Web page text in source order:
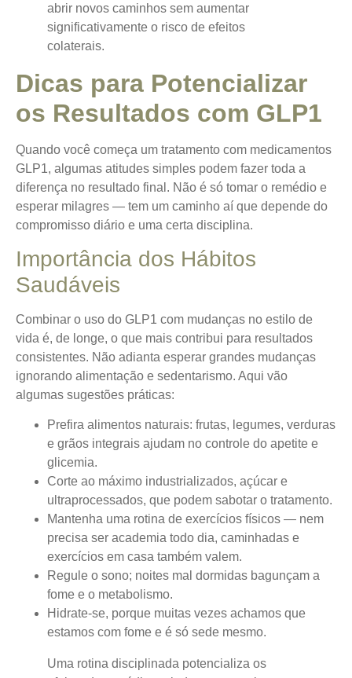
abrir novos caminhos sem aumentar
significativamente o risco de efeitos
colaterais.
Dicas para Potencializar
os Resultados com GLP1
Quando você começa um tratamento com medicamentos
GLP1, algumas atitudes simples podem fazer toda a
diferença no resultado final. Não é só tomar o remédio e
esperar milagres — tem um caminho aí que depende do
compromisso diário e uma certa disciplina.
Importância dos Hábitos
Saudáveis
Combinar o uso do GLP1 com mudanças no estilo de
vida é, de longe, o que mais contribui para resultados
consistentes. Não adianta esperar grandes mudanças
ignorando alimentação e sedentarismo. Aqui vão
algumas sugestões práticas:
Prefira alimentos naturais: frutas, legumes, verduras
e grãos integrais ajudam no controle do apetite e
glicemia.
Corte ao máximo industrializados, açúcar e
ultraprocessados, que podem sabotar o tratamento.
Mantenha uma rotina de exercícios físicos — nem
precisa ser academia todo dia, caminhadas e
exercícios em casa também valem.
Regule o sono; noites mal dormidas bagunçam a
fome e o metabolismo.
Hidrate-se, porque muitas vezes achamos que
estamos com fome e é só sede mesmo.
Uma rotina disciplinada potencializa os